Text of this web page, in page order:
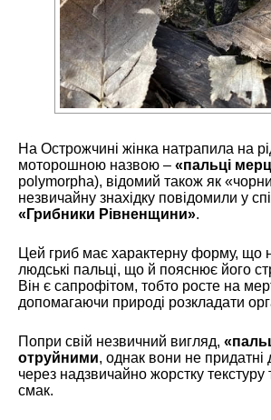
На Острожчині жінка натрапила на
моторошною назвою – «пальці
polymorpha), відомий також як
незвичайну знахідку повідомили у
«Грибники Рівненщини».
Цей гриб має характерну форму, що
людські пальці, що й пояснює його
Він є сапрофітом, тобто росте на
допомагаючи природі розкладати
Попри свій незвичний вигляд,
отруйними, однак вони не
через надзвичайно жорстку
смак.